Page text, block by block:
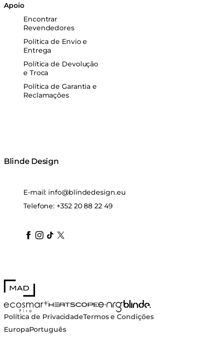
Apoio
Encontrar
Revendedores
Política de Envio e
Entrega
Política de Devolução
e Troca
Política de Garantia e
Reclamações
Blinde Design
E-mail: info@blindedesign.eu
Telefone: +352 20 88 22 49
blindedesign
blindedesign
blindedesign
blinde-design
blindedesign
MAD Design
EcoSmart FireHEATSCOPE® Heaters
e-NRG Bioethanol
Blinde Design
Política de PrivacidadeTermos e Condições
EuropaPortuguês